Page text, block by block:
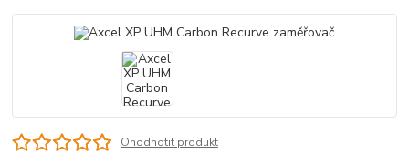
Ohodnotit produkt